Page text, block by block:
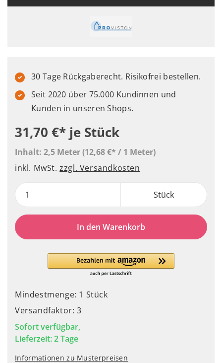
30 Tage Rückgaberecht. Risikofrei bestellen.
Seit 2020 über 75.000 Kundinnen und
Kunden in unseren Shops.
31,70 €* je Stück
Inhalt: 2,5 Meter(12,68 €* / 1 Meter)
inkl. MwSt.zzgl. Versandkosten
Stück
In den Warenkorb
Mindestmenge: 1 Stück
Versandfaktor: 3
Sofort verfügbar,
Lieferzeit: 2 Tage
Informationen zu Musterpreisen